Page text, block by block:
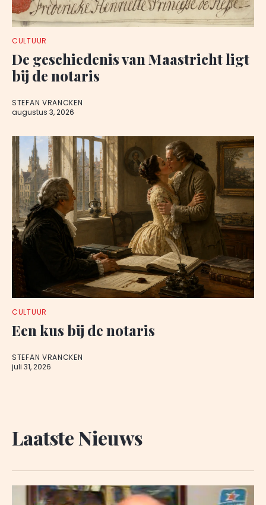
CULTUUR
De geschiedenis van Maastricht ligt
bij de notaris
STEFAN VRANCKEN
augustus 3, 2026
CULTUUR
Een kus bij de notaris
STEFAN VRANCKEN
juli 31, 2026
Laatste Nieuws